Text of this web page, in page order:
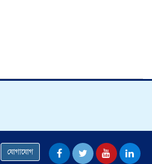
যোগাযোগ